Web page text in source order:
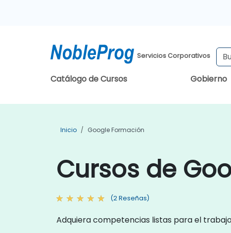
Servicios Corporativos
Catálogo de Cursos Gobierno
Inicio Google Formación
Cursos de
(2 Reseñas)
Adquiera competencias listas para el